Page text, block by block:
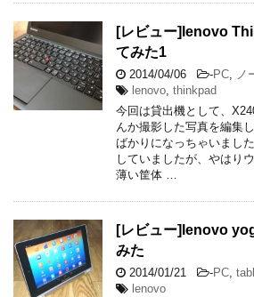
[レビュー]lenovo
てみた1
2014/04/06 -PC, ノ
lenovo, thinkpad
今回は貸出機として、
んか撮影した写真を編集
ばかりになっちゃいまし
していましたが、やはり
薄い筐体 …
[レビュー]lenovo
みた
2014/01/21 -PC,
lenovo